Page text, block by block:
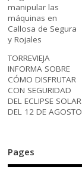
manipular las
máquinas en
Callosa de Segura
y Rojales
TORREVIEJA
INFORMA SOBRE
CÓMO DISFRUTAR
CON SEGURIDAD
DEL ECLIPSE SOLAR
DEL 12 DE AGOSTO
Pages